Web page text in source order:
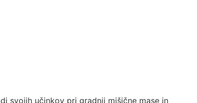
svojih učinkov pri gradnji mišične mase in